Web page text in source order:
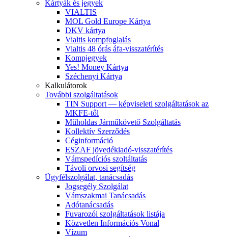
Kártyák és jegyek
VIALTIS
MOL Gold Europe Kártya
DKV kártya
Vialtis kompfoglalás
Vialtis 48 órás áfa-visszatérítés
Kompjegyek
Yes! Money Kártya
Széchenyi Kártya
Kalkulátorok
További szolgáltatások
TIN Support — képviseleti szolgáltatások az
MKFE-től
Műholdas Járműkövető Szolgáltatás
Kollektív Szerződés
Céginformáció
ESZAF jövedékiadó-visszatérítés
Vámspedíciós szoltáltatás
Távoli orvosi segítség
Ügyfélszolgálat, tanácsadás
Jogsegély Szolgálat
Vámszakmai Tanácsadás
Adótanácsadás
Fuvarozói szolgáltatások listája
Közvetlen Információs Vonal
Vízum